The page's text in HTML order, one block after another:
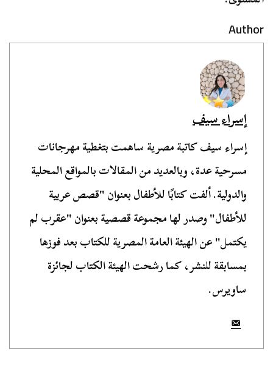
Author
إسراء سيف
إسراء سيف كاتبة مصرية ساهمت بتغطية مهرجانات
مسرحية عدة، وبالعديد من المقالات بالمواقع المحلية
والدولية. ألفت كتابًا للأطفال بعنوان "قصص عربية
للأطفال" وصدر لها مجموعة قصصية بعنوان "عقرب لم
يكتمل" عن الهيئة العامة المصرية للكتاب بعد فوزها
بمسابقة للنشر، كما رشحت الهيئة الكتاب لجائزة
ساويرس.